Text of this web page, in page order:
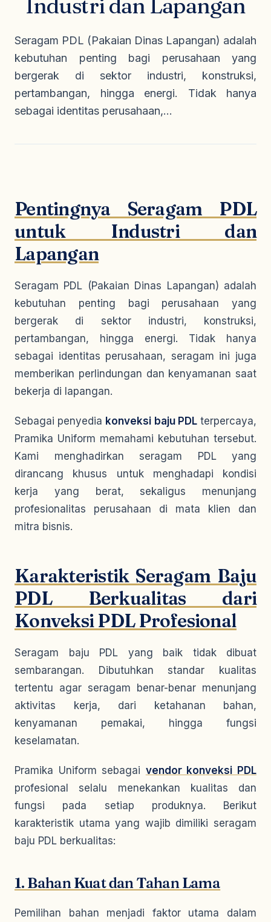
Seragam Cleaning Service
Kaos Safety
Olahraga
Industri dan Lapangan
Seragam PDL (Pakaian Dinas Lapangan) adalah
kebutuhan penting bagi perusahaan yang
bergerak di sektor industri, konstruksi,
pertambangan, hingga energi. Tidak hanya
sebagai identitas perusahaan,...
Pentingnya Seragam PDL
untuk Industri dan
Lapangan
Seragam PDL (Pakaian Dinas Lapangan) adalah
kebutuhan penting bagi perusahaan yang
bergerak di sektor industri, konstruksi,
pertambangan, hingga energi. Tidak hanya
sebagai identitas perusahaan, seragam ini juga
memberikan perlindungan dan kenyamanan saat
bekerja di lapangan.
Sebagai penyedia konveksi baju PDLterpercaya,
Pramika Uniform memahami kebutuhan tersebut.
Kami menghadirkan seragam PDL yang
dirancang khusus untuk menghadapi kondisi
kerja yang berat, sekaligus menunjang
profesionalitas perusahaan di mata klien dan
mitra bisnis.
Karakteristik Seragam Baju
PDL Berkualitas dari
Konveksi PDL Profesional
Seragam baju PDL yang baik tidak dibuat
sembarangan. Dibutuhkan standar kualitas
tertentu agar seragam benar-benar menunjang
aktivitas kerja, dari ketahanan bahan,
kenyamanan pemakai, hingga fungsi
keselamatan.
Pramika Uniform sebagai vendor konveksi PDL
profesional selalu menekankan kualitas dan
fungsi pada setiap produknya. Berikut
karakteristik utama yang wajib dimiliki seragam
baju PDL berkualitas:
1. Bahan Kuat dan Tahan Lama
Pemilihan bahan menjadi faktor utama dalam